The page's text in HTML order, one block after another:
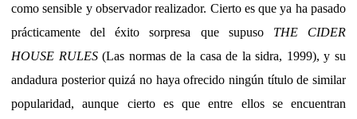
como sensible y observador realizador. Cierto es que ya ha pasado
prácticamente del éxito sorpresa que supuso THE CIDER
HOUSE RULES(Las normas de la casa de la sidra, 1999), y su
andadura posterior quizá no haya ofrecido ningún título de similar
popularidad, aunque cierto es que entre ellos se encuentran